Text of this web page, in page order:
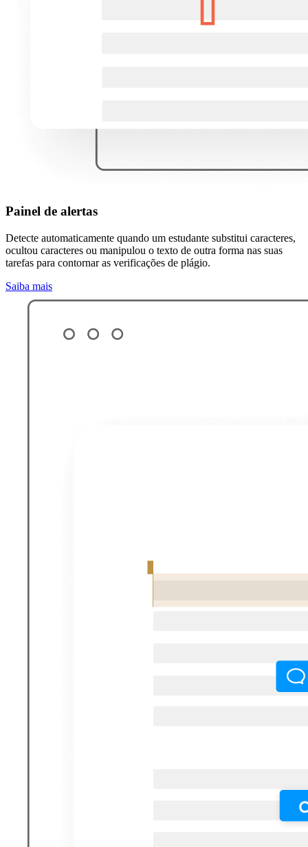
Painel de alertas
Detecte automaticamente quando um estudante substitui caracteres,
ocultou caracteres ou manipulou o texto de outra forma nas suas
tarefas para contornar as verificações de plágio.
Saiba mais